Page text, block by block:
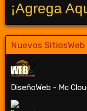
¡Agrega
Nuevos
DiseñoWeb - Mc